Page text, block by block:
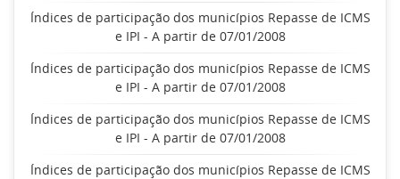
Índices de participação dos municípios Repasse de ICMS
e IPI - A partir de 07/01/2008
Índices de participação dos municípios Repasse de ICMS
e IPI - A partir de 07/01/2008
Índices de participação dos municípios Repasse de ICMS
e IPI - A partir de 07/01/2008
Índices de participação dos municípios Repasse de ICMS